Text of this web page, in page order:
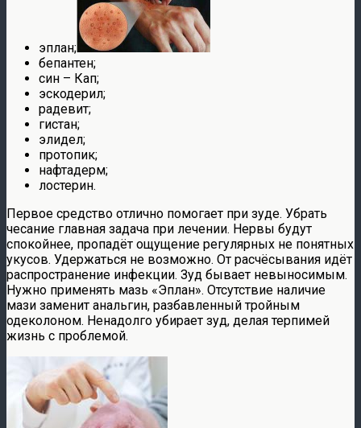
эплан;
бепантен;
син – Кап;
эскодерил;
радевит;
гистан;
элидел;
протопик;
нафтадерм;
лостерин.
Первое средство отлично помогает при зуде. Убрать
чесание главная задача при лечении. Нервы будут
спокойнее, пропадёт ощущение регулярных не понятных
укусов. Удержаться не возможно. От расчёсывания идёт
распространение инфекции. Зуд бывает невыносимым.
Нужно применять мазь «Эплан». Отсутствие наличие
мази заменит анальгин, разбавленный тройным
одеколоном. Ненадолго убирает зуд, делая терпимей
жизнь с проблемой.